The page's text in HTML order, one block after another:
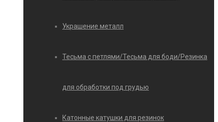
Украшение металл
Тесьма с петлями/Тесьма для боди/Резинка
для обработки под грудью
Катонные катушки для резинок